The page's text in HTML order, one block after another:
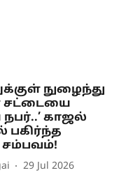
நுழைந்து
சட்டையை
காஜல்
பகிர்ந்த
சம்பவம்!
29 Jul 2026